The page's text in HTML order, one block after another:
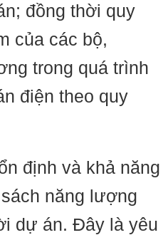
đồng thời quy
của các bộ,
trong quá trình
điện theo quy
định và khả năng
năng lượng
dự án. Đây là yêu